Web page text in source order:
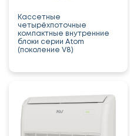
Кассетные
четырёхпоточные
компактные внутренние
блоки серии Atom
(поколение V8)